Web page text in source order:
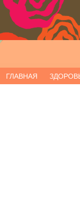
ГЛАВНАЯ